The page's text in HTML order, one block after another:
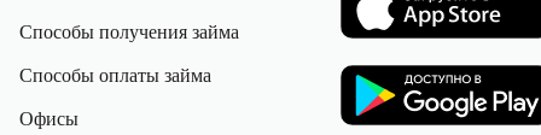
Способы получения займа
Способы оплаты займа
Офисы